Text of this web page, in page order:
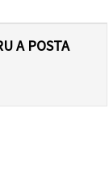
A POSTA